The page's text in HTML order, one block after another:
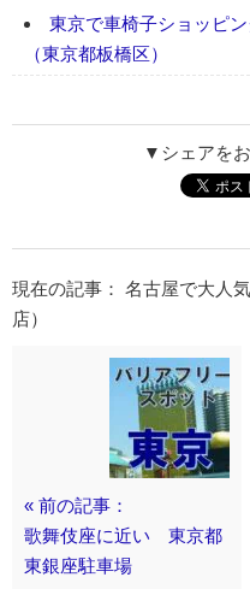
東京で車椅子ショッピ
（東京都板橋区）
▼シェアを
現在の記事： 名古屋で大人
店）
« 前の記事：
歌舞伎座に近い 東京都
東銀座駐車場